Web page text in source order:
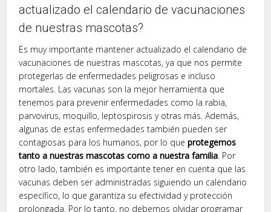
actualizado el calendario de vacunaciones
de nuestras mascotas?
Es muy importante mantener actualizado el calendario de
vacunaciones de nuestras mascotas, ya que nos permite
protegerlas de enfermedades peligrosas e incluso
mortales. Las vacunas son la mejor herramienta que
tenemos para prevenir enfermedades como la rabia,
parvovirus, moquillo, leptospirosis y otras más. Además,
algunas de estas enfermedades también pueden ser
contagiosas para los humanos, por lo queprotegemos
tanto a nuestras mascotas como a nuestra familia. Por
otro lado, también es importante tener en cuenta que las
vacunas deben ser administradas siguiendo un calendario
específico, lo que garantiza su efectividad y protección
prolongada. Por lo tanto, no debemos olvidar programar